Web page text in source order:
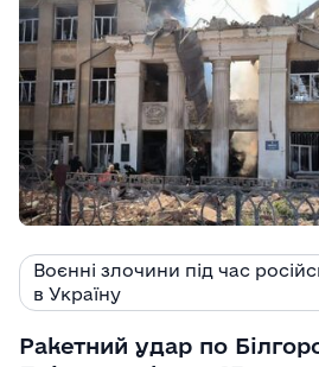
Воєнні злочини під час
в Україну
Ракетний удар по